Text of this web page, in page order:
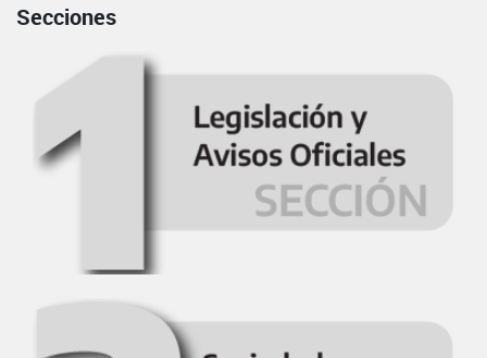
Secciones